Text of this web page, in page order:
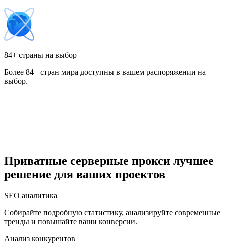
Дания
Израиль
84+ страны на выбор
Более 84+ стран мира доступны в вашем распоряжении на
выбор.
Приватные серверные прокси лучшее
решение для ваших проектов
SEO аналитика
Собирайте подробную статистику, анализируйте современные
тренды и повышайте ваши конверсии.
Анализ конкурентов